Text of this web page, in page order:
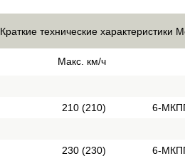
Краткие технические характеристики
Макс. км/ч
210 (210) 6-
230 (230) 6-